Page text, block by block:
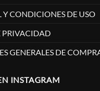
Y CONDICIONES DE USO
PRIVACIDAD
GENERALES DE
INSTAGRAM